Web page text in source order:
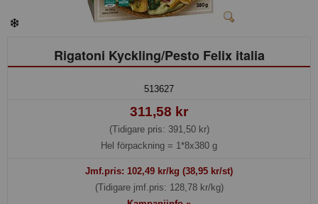
Rigatoni Kyckling/Pesto Felix italia
513627
311,58 kr
(Tidigare pris: 391,50 kr)
Hel förpackning = 1*8x380 g
Jmf.pris: 102,49 kr/kg (38,95 kr/st)
(Tidigare jmf.pris: 128,78 kr/kg)